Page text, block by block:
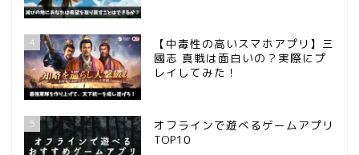
4
【中毒性の高いスマホアプリ】三
國志 真戦は面白いの？実際にプ
レイしてみた！
5
オフラインで遊べるゲームアプリ
TOP10
問い合わせ